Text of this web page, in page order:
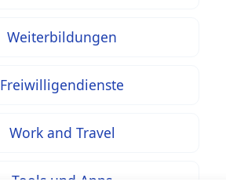
Weiterbildungen
Freiwilligendienste
Work and Travel
Tools und Apps